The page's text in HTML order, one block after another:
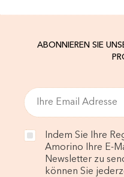
ABONNIEREN SIE
Indem Sie Ihre
Amorino Ihre E-
Newsletter zu
können Sie